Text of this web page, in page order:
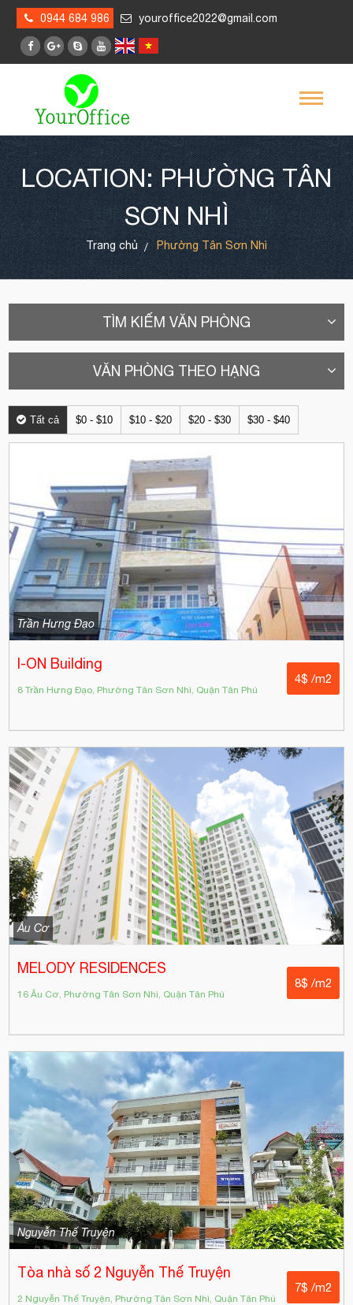
0944 684 986 youroffice2022@gmail.com
LOCATION: PHƯỜNG TÂN
SƠN NHÌ
Trang chủ Phường Tân Sơn Nhì
TÌM KIẾM VĂN PHÒNG
VĂN PHÒNG THEO HẠNG
Tất cả $0 - $10 $10 - $20 $20 - $30 $30 - $40
Trần Hưng Đạo
I-ON Building
8 Trần Hưng Đạo, Phường Tân Sơn Nhì, Quận Tân Phú
4$ /m2
Âu Cơ
MELODY RESIDENCES
16 Âu Cơ, Phường Tân Sơn Nhì, Quận Tân Phú
8$ /m2
Nguyễn Thế Truyện
Tòa nhà số 2 Nguyễn Thế Truyện
2 Nguyễn Thế Truyện, Phường Tân Sơn Nhì, Quận Tân Phú
7$ /m2